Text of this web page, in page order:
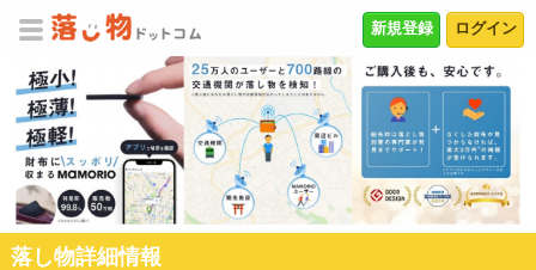
ログイン
新規登録
落し物詳細情報